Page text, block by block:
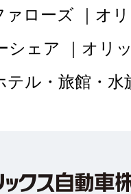
ァローズ
オ
シェア
オリ
ル・旅館・